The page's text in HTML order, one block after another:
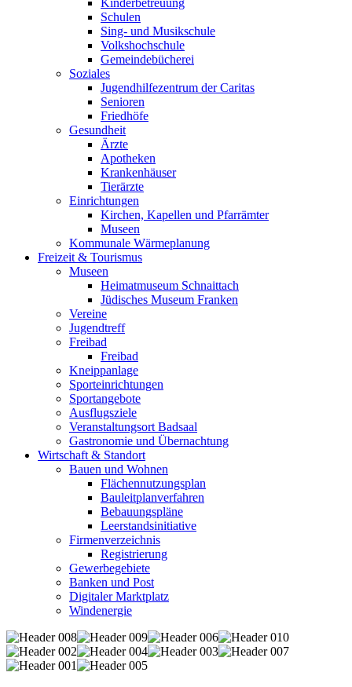
Kinderbetreuung
Schulen
Sing- und Musikschule
Volkshochschule
Gemeindebücherei
Soziales
Jugendhilfezentrum der Caritas
Senioren
Friedhöfe
Gesundheit
Ärzte
Apotheken
Krankenhäuser
Tierärzte
Einrichtungen
Kirchen, Kapellen und Pfarrämter
Museen
Kommunale Wärmeplanung
Freizeit & Tourismus
Museen
Heimatmuseum Schnaittach
Jüdisches Museum Franken
Vereine
Jugendtreff
Freibad
Freibad
Kneippanlage
Sporteinrichtungen
Sportangebote
Ausflugsziele
Veranstaltungsort Badsaal
Gastronomie und Übernachtung
Wirtschaft & Standort
Bauen und Wohnen
Flächennutzungsplan
Bauleitplanverfahren
Bebauungspläne
Leerstandsinitiative
Firmenverzeichnis
Registrierung
Gewerbegebiete
Banken und Post
Digitaler Marktplatz
Windenergie